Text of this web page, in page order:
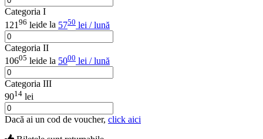
Categoria I
121 96 leide la 5750 lei / lună
Categoria II
10605 leide la 5000 lei / lună
Categoria III
9014 lei
Dacă ai un cod de voucher, click aici